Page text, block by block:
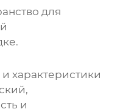
для
характеристики
и